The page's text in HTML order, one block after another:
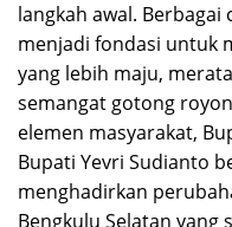
langkah awal.
menjadi fondasi untuk
yang lebih maju,
semangat gotong
elemen masyarakat,
Bupati Yevri Sudianto
menghadirkan
Bengkulu Selatan yang